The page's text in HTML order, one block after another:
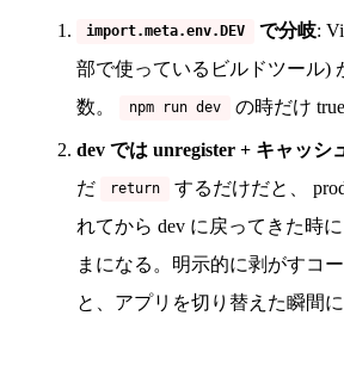
import.meta.env.DEV で分岐:
部で使っているビルドツール)
数。
npm run dev の時だけ
dev では unregister + キャッシ
だ
return
するだけだと、
れてから dev に戻ってきた時
まになる。明示的に剥がすコ
と、アプリを切り替えた瞬間